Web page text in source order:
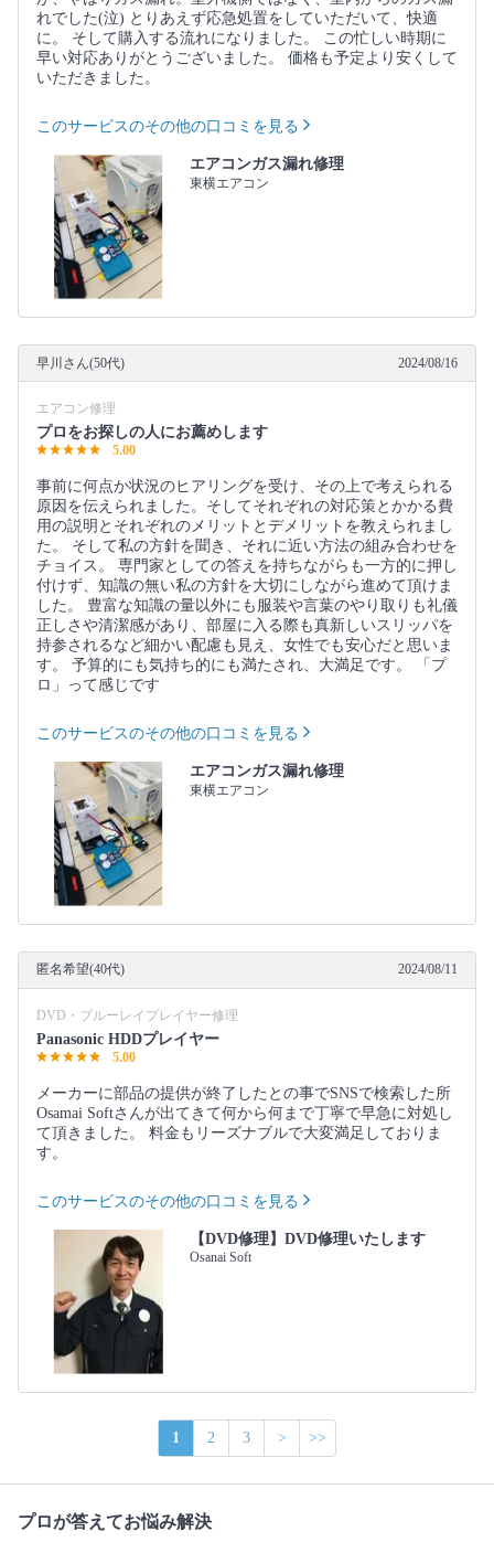
れでした(泣) とりあえず応急処置をしていただいて、快適
に。 そして購入する流れになりました。 この忙しい時期に
早い対応ありがとうございました。 価格も予定より安くして
いただきました。
このサービスのその他の口コミを見る
エアコンガス漏れ修理
東横エアコン
早川さん(50代) 2024/08/16
エアコン修理
プロをお探しの人にお薦めします
5.00
事前に何点か状況のヒアリングを受け、その上で考えられる
原因を伝えられました。そしてそれぞれの対応策とかかる費
用の説明とそれぞれのメリットとデメリットを教えられまし
た。 そして私の方針を聞き、それに近い方法の組み合わせを
チョイス。 専門家としての答えを持ちながらも一方的に押し
付けず、知識の無い私の方針を大切にしながら進めて頂けま
した。 豊富な知識の量以外にも服装や言葉のやり取りも礼儀
正しさや清潔感があり、部屋に入る際も真新しいスリッパを
持参されるなど細かい配慮も見え、女性でも安心だと思いま
す。 予算的にも気持ち的にも満たされ、大満足です。 「プ
ロ」って感じです
このサービスのその他の口コミを見る
エアコンガス漏れ修理
東横エアコン
匿名希望(40代) 2024/08/11
DVD・ブルーレイプレイヤー修理
Panasonic HDDプレイヤー
5.00
メーカーに部品の提供が終了したとの事でSNSで検索した所
Osamai Softさんが出てきて何から何まで丁寧で早急に対処し
て頂きました。 料金もリーズナブルで大変満足しておりま
す。
このサービスのその他の口コミを見る
【DVD修理】DVD修理いたします
Osanai Soft
1 2 3 > >>
プロが答えてお悩み解決